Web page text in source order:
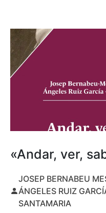
«Andar, ver,
JOSEP BERNABEU
ÁNGELES RUIZ
SANTAMARIA